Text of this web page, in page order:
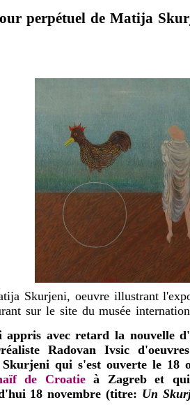
perpétuel de Matija
Skurjeni, oeuvre illustrant
sur le site du musée
avec retard la nouvelle
Radovan Ivsic
qui s'est ouverte le 18
de Croatieà Zagreb et qui
18 novembre (titre: Un